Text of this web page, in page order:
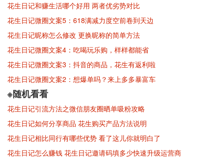
花生日记和赚生活哪个好用 两者优劣势对比
花生日记微圈文案5：618满减力度空前卷到天边
花生日记昵称怎么修改 更换昵称的简单方法
花生日记微圈文案4：吃喝玩乐购，样样都能省
花生日记微圈文案3：抖音的商品，花生有返利啦
花生日记微圈文案2：想爆单吗？来上多多暴富车
※随机看看
花生日记引流方法之微信朋友圈晒单吸粉攻略
花生日记如何分享商品 花生购买产品方法说明
花生日记相比同行有哪些优势 看了这儿你就明白了
花生日记怎么赚钱 花生日记邀请码填多少快速升级运营商